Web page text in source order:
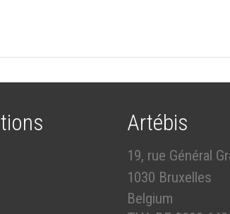
Artébis
19, rue Général
1030 Bruxelles
Belgium